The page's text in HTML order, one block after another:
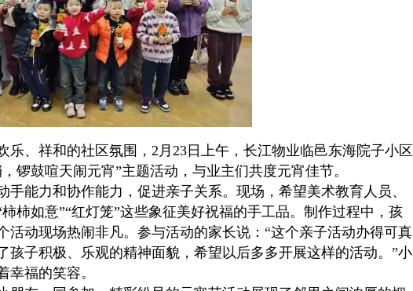
乐、祥和的社区氛围，2月23日上午，长江物业临邑东海院子小区
锣鼓喧天闹元宵”主题活动，与业主们共度元宵佳节。
力和协作能力，促进亲子关系。现场，希望美术教育人员、
柿如意”“红灯笼”这些象征美好祝福的手工品。制作过程中，孩
活动现场热闹非凡。参与活动的家长说：“这个亲子活动办得可真
孩子积极、乐观的精神面貌，希望以后多多开展这样的活动。”小
幸福的笑容。